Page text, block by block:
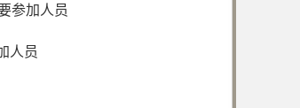
参加人员
人员